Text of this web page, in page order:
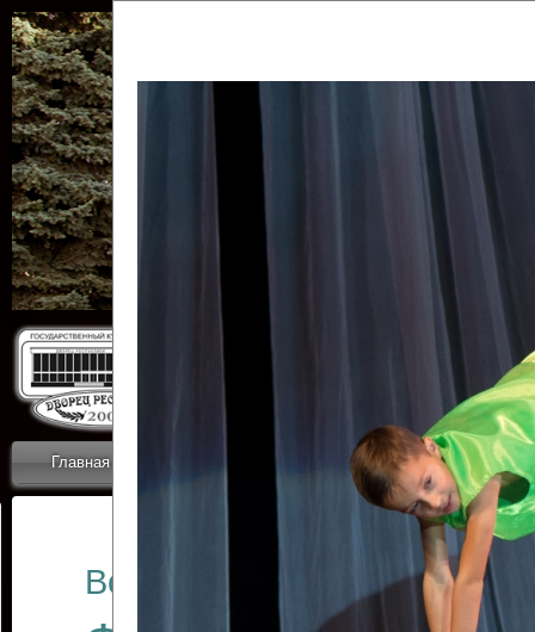
Главная Коллективы Новости
ОТЧЕТЫ ГКЦ
Все отчеты